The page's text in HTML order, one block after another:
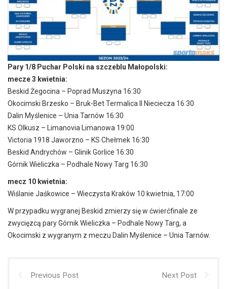
Pary 1/8 Puchar Polski na szczeblu Małopolski:
mecze 3 kwietnia:
Beskid Żegocina – Poprad Muszyna 16:30
Okocimski Brzesko – Bruk-Bet Termalica II Nieciecza 16:30
Dalin Myślenice – Unia Tarnów 16:30
KS Olkusz – Limanovia Limanowa 19:00
Victoria 1918 Jaworzno – KS Chełmek 16:30
Beskid Andrychów – Glinik Gorlice 16:30
Górnik Wieliczka – Podhale Nowy Targ 16:30
mecz 10 kwietnia:
Wiślanie Jaśkowice – Wieczysta Kraków 10 kwietnia, 17:00
W przypadku wygranej Beskid zmierzy się w ćwierćfinale ze
zwycięzcą pary Górnik Wieliczka – Podhale Nowy Targ, a
Okocimski z wygranym z meczu Dalin Myślenice – Unia Tarnów.
Previous Post Next Post